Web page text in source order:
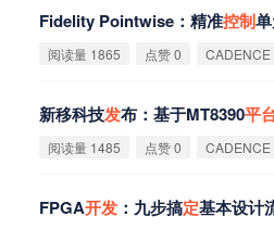
Fidelity Pointwise：精准控制
阅读量 1865 点赞 0 CADENCE
新移科技发布：基于MT8390平
阅读量 1485 点赞 0 CADENCE
FPGA开发 ：九步搞定基本设计